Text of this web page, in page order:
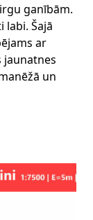
ganībām.
labi. Šajā
ar
jaunatnes
un